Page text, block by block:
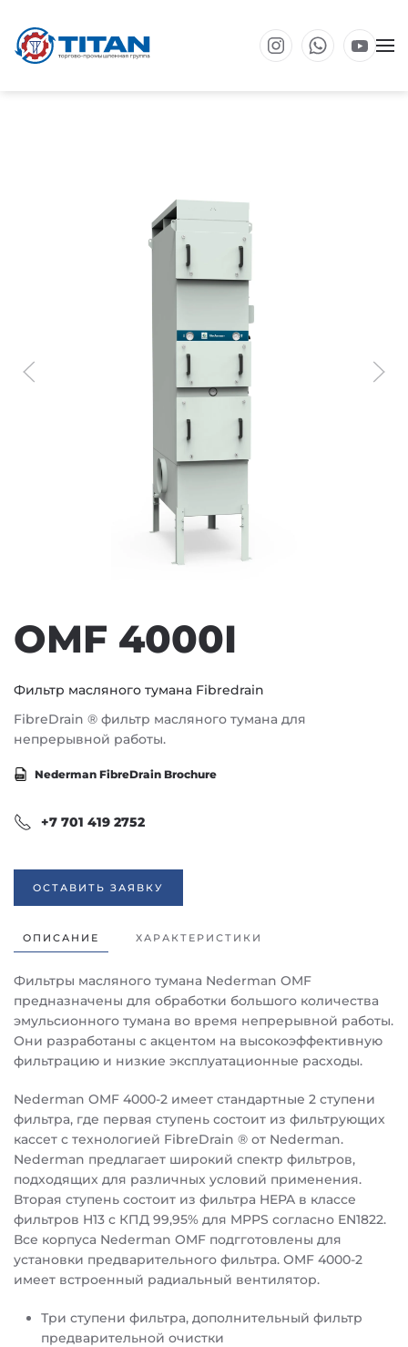
Перейти к основному содержанию
OMF 4000I
Фильтр масляного тумана Fibredrain
FibreDrain ® фильтр масляного тумана для
непрерывной работы.
Nederman FibreDrain Brochure
+7 701 419 2752
ОСТАВИТЬ ЗАЯВКУ
ОПИСАНИЕ ХАРАКТЕРИСТИКИ
Фильтры масляного тумана Nederman OMF
предназначены для обработки большого количества
эмульсионного тумана во время непрерывной работы.
Они разработаны с акцентом на высокоэффективную
фильтрацию и низкие эксплуатационные расходы.
Nederman OMF 4000-2 имеет стандартные 2 ступени
фильтра, где первая ступень состоит из фильтрующих
кассет с технологией FibreDrain ® от Nederman.
Nederman предлагает широкий спектр фильтров,
подходящих для различных условий применения.
Вторая ступень состоит из фильтра HEPA в классе
фильтров H13 с КПД 99,95% для MPPS согласно EN1822.
Все корпуса Nederman OMF подгготовлены для
установки предварительного фильтра. OMF 4000-2
имеет встроенный радиальный вентилятор.
Три ступени фильтра, дополнительный фильтр
предварительной очистки